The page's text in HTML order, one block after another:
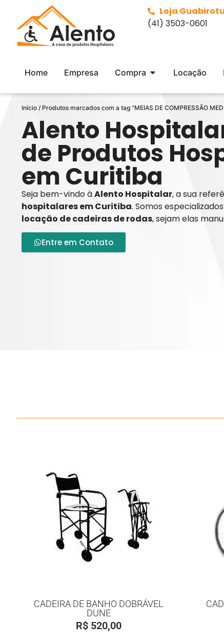
Loja
(41) 3503-0601
Home Empresa Compra Locação
Início / Produtos marcados com a tag “MEIAS DE COMPRESSÃO
Alento
de Produtos
em Curitiba
Seja bem-vindo àAlento Hospitalar, a sua
hospitalares em Curitiba. Somos
locação de cadeiras de rodas, sejam elas
Entre em Contato
CADEIRA DE BANHO DOBRÁVEL
DUNE
R$520,00